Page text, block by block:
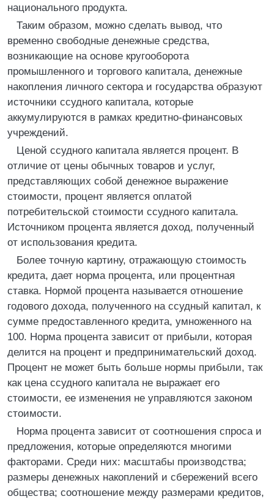
национального продукта.
Таким образом, можно сделать вывод, что
временно свободные денежные средства,
возникающие на основе кругооборота
промышленного и торгового капитала, денежные
накопления личного сектора и государства образуют
источники ссудного капитала, которые
аккумулируются в рамках кредитно-финансовых
учреждений.
Ценой ссудного капитала является процент. В
отличие от цены обычных товаров и услуг,
представляющих собой денежное выражение
стоимости, процент является оплатой
потребительской стоимости ссудного капитала.
Источником процента является доход, полученный
от использования кредита.
Более точную картину, отражающую стоимость
кредита, дает норма процента, или процентная
ставка. Нормой процента называется отношение
годового дохода, полученного на ссудный капитал, к
сумме предоставленного кредита, умноженного на
100. Норма процента зависит от прибыли, которая
делится на процент и предпринимательский доход.
Процент не может быть больше нормы прибыли, так
как цена ссудного капитала не выражает его
стоимости, ее изменения не управляются законом
стоимости.
Норма процента зависит от соотношения спроса и
предложения, которые определяются многими
факторами. Среди них: масштабы производства;
размеры денежных накоплений и сбережений всего
общества; соотношение между размерами кредитов,